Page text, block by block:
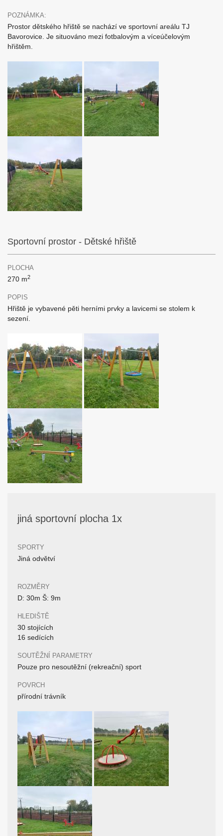
POZNÁMKA:
Prostor dětského hřiště se nachází ve sportovní areálu TJ
Bavorovice. Je situováno mezi fotbalovým a víceúčelovým
hřištěm.
Sportovní prostor - Dětské hřiště
PLOCHA
270 m2
POPIS
Hřiště je vybavené pěti herními prvky a lavicemi se stolem k
sezení.
jiná sportovní plocha 1x
SPORTY
Jiná odvětví
ROZMĚRY
D: 30m Š: 9m
HLEDIŠTĚ
30 stojících
16 sedících
SOUTĚŽNÍ PARAMETRY
Pouze pro nesoutěžní (rekreační) sport
POVRCH
přírodní trávník